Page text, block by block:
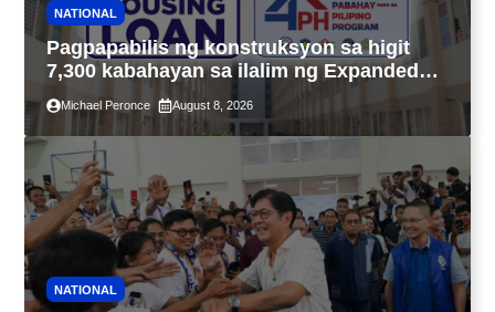
NATIONAL
Pagpapabilis ng konstruksyon sa higit
7,300 kabahayan sa ilalim ng Expanded
4PH, posible na sa pagtutulungan ng Pag-
IBIG at P.A. Alvarez
Michael Peronce August 8, 2026
NATIONAL